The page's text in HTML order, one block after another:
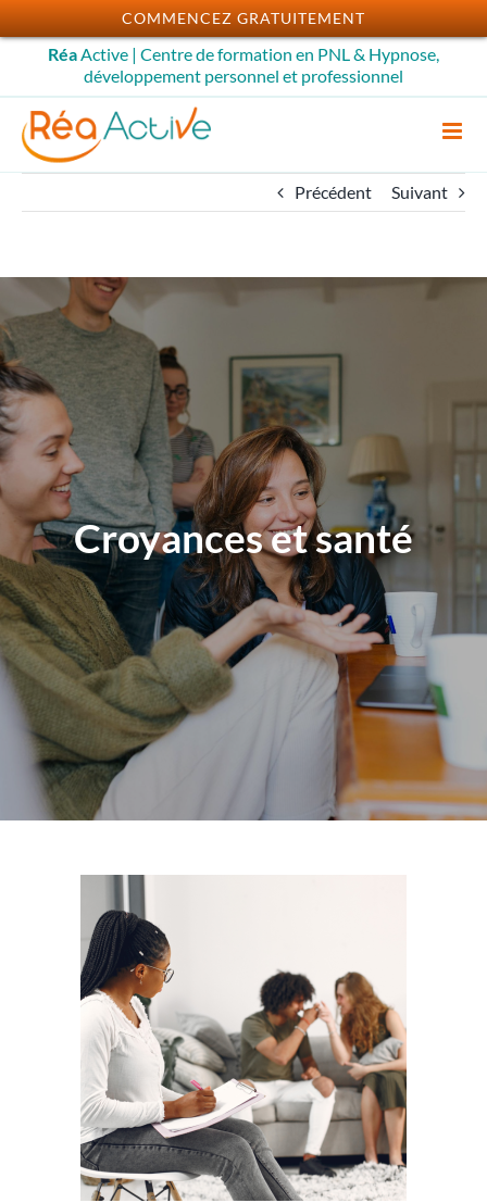
Passer
au
contenu
RéaActive | Centre de formation en PNL & Hypnose,
développement personnel et professionnel
Précédent Suivant
Croyances et santé
COMMENCEZ GRATUITEMENT